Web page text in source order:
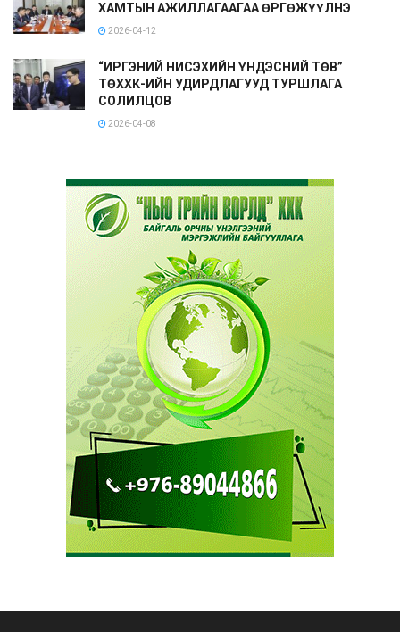
ХАМТЫН АЖИЛЛАГААГАА ӨРГӨЖҮҮЛНЭ
2026-04-12
“ИРГЭНИЙ НИСЭХИЙН ҮНДЭСНИЙ ТӨВ”
ТӨХХК-ИЙН УДИРДЛАГУУД ТУРШЛАГА
СОЛИЛЦОВ
2026-04-08